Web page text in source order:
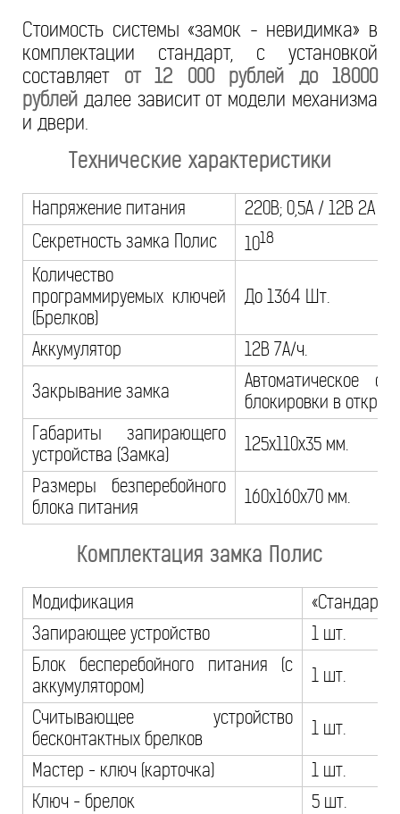
Стоимость системы «замок - невидимка» в
комплектации стандарт, с установкой
составляет от 12 000 рублей до 18000
рублей далее зависит от модели механизма
и двери.
Технические характеристики
Напряжение питания
220В; 0,5А / 12В 2А
Секретность замка Полис
1018
Количество
программируемых ключей
(Брелков)
До 1364 Шт.
Аккумулятор
12В 7А/ч.
Закрывание замка
Автоматическое с
блокировки в откр
Габариты запирающего
устройства (Замка)
125x110x35 мм.
Размеры безперебойного
блока питания
160x160x70 мм.
Комплектация замка Полис
Модификация
«Стандарт»
Запирающее устройство
1 шт.
Блок бесперебойного питания (с
аккумулятором)
1 шт.
Считывающее устройство
бесконтактных брелков
1 шт.
Мастер - ключ (карточка)
1 шт.
Ключ - брелок
5 шт.